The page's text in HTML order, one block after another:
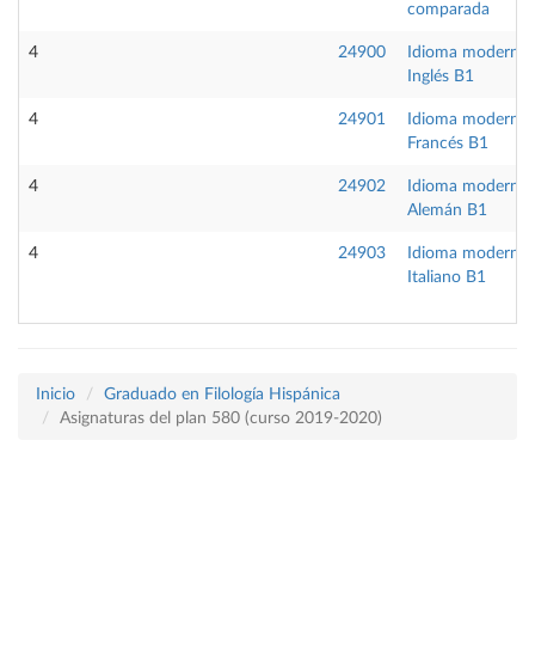
comparada
4 24900
Idioma moderno
Inglés B1
4 24901
Idioma moderno
Francés B1
4 24902
Idioma moderno
Alemán B1
4 24903
Idioma moderno
Italiano B1
Inicio
Graduado en Filología Hispánica
Asignaturas del plan 580 (curso 2019-2020)